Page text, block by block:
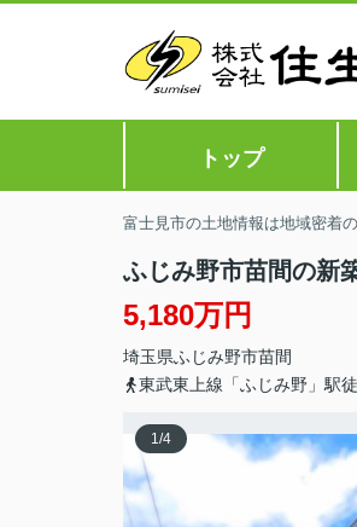
トップ
富士見市の土地情報は地域密着
ふじみ野市苗間の新
5,180万円
埼玉県ふじみ野市苗間
東武東上線「ふじみ野」駅
1/4